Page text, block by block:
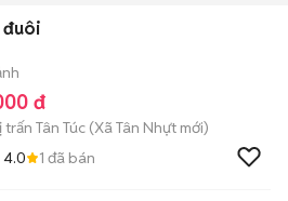
đuôi
đ
trấn Tân Túc (Xã Tân Nhựt mới)
4.0 1 đã bán